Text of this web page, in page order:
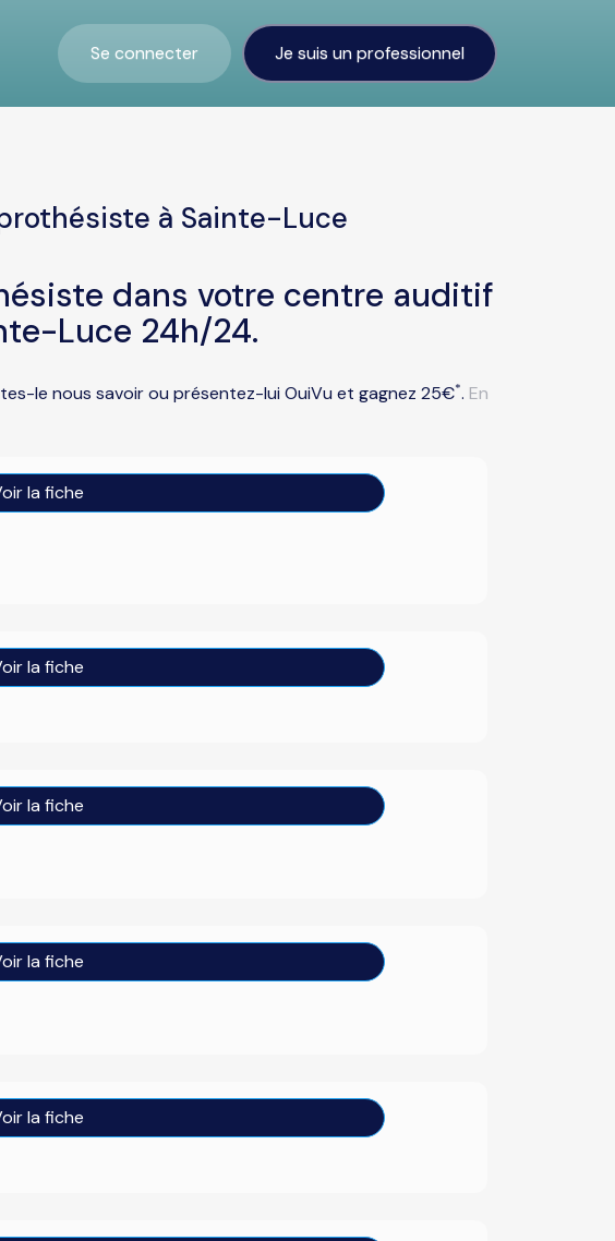
Se connecter Je suis un professionnel
à Sainte-Luce
dans votre centre auditif
Luce 24h/24.
le nous savoir ou présentez-lui OuiVu et gagnez 25€*. En
la fiche
la fiche
la fiche
la fiche
la fiche